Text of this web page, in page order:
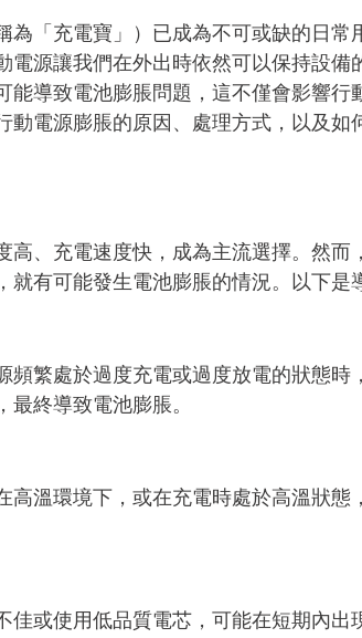
「充電寶」）已成為不可或缺的日常
電源讓我們在外出時依然可以保持設備
導致電池膨脹問題，這不僅會影響行
電源膨脹的原因、處理方式，以及如
、充電速度快，成為主流選擇。然而
就有可能發生電池膨脹的情況。以下是
繁處於過度充電或過度放電的狀態時
終導致電池膨脹。
溫環境下，或在充電時處於高溫狀態
佳或使用低品質電芯，可能在短期內出